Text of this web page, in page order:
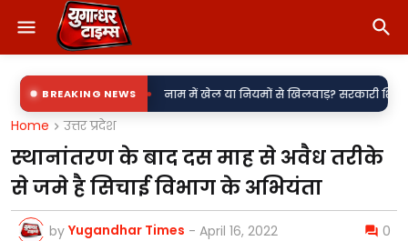
BREAKING NEWS
उपकेंद्र?• नाम में खेल या नियमों से खिलवाड़? सरकारी शिलापट्टों पर 'किरन' के
Home उत्तर प्रदेश
स्थानांतरण के बाद दस माह से अवैध तरीके
से जमे है सिचाई विभाग के अभियंता
by Yugandhar Times - April 16, 2022 0